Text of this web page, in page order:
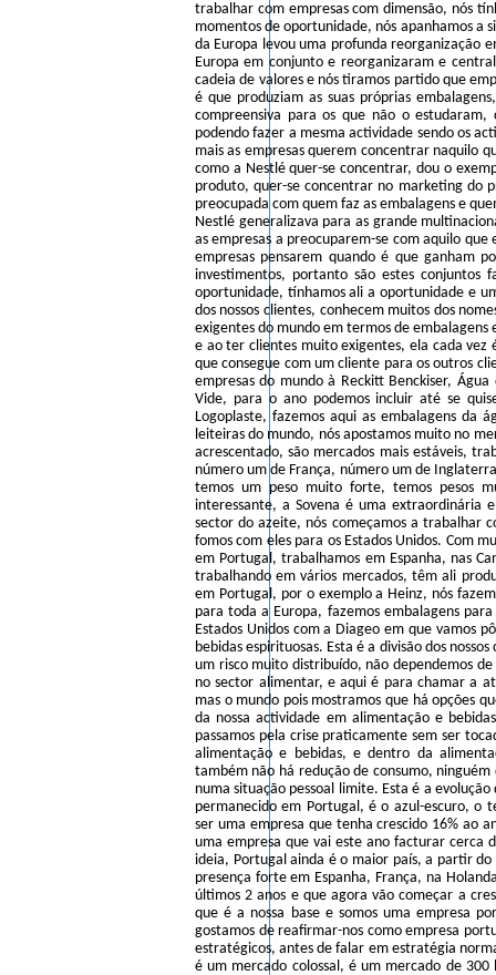
trabalhar com empresas com dimensão, nós
momentos de oportunidade, nós apanhamos a
da Europa levou uma profunda reorganização
Europa em conjunto e reorganizaram e
cadeia de valores e nós tiramos partido que
é que produziam as suas próprias
compreensiva para os que não o
podendo fazer a mesma actividade sendo os
mais as empresas querem concentrar naquilo
como a Nestlé quer-se concentrar, dou o
produto, quer-se concentrar no marketing do
preocupada com quem faz as embalagens e
Nestlé generalizava para as grande
as empresas a preocuparem-se com aquilo que
empresas pensarem quando é que ganham
investimentos, portanto são estes
oportunidade, tínhamos ali a oportunidade e
dos nossos clientes, conhecem muitos dos
exigentes do mundo em termos de
e ao ter clientes muito exigentes, ela cada vez
que consegue com um cliente para os outros
empresas do mundo à Reckitt Benckiser,
Vide, para o ano podemos incluir até se
Logoplaste, fazemos aqui as embalagens da
leiteiras do mundo, nós apostamos muito no
acrescentado, são mercados mais estáveis,
número um de França, número um de
temos um peso muito forte, temos pesos
interessante, a Sovena é uma extraordinária
sector do azeite, nós começamos a trabalhar
fomos com eles para os Estados Unidos. Com
em Portugal, trabalhamos em Espanha, nas
trabalhando em vários mercados, têm ali
em Portugal, por o exemplo a Heinz, nós
para toda a Europa, fazemos embalagens
Estados Unidos com a Diageo em que vamos
bebidas espirituosas. Esta é a divisão dos
um risco muito distribuído, não dependemos
no sector alimentar, e aqui é para chamar a
mas o mundo pois mostramos que há opções
da nossa actividade em alimentação e
passamos pela crise praticamente sem ser
alimentação e bebidas, e dentro da
também não há redução de consumo,
numa situação pessoal limite. Esta é a
permanecido em Portugal, é o azul-escuro, o
ser uma empresa que tenha crescido 16% ao
uma empresa que vai este ano facturar cerca
ideia, Portugal ainda é o maior país, a partir
presença forte em Espanha, França, na
últimos 2 anos e que agora vão começar a
que é a nossa base e somos uma empresa
gostamos de reafirmar-nos como empresa
estratégicos, antes de falar em estratégia
é um mercado colossal, é um mercado de